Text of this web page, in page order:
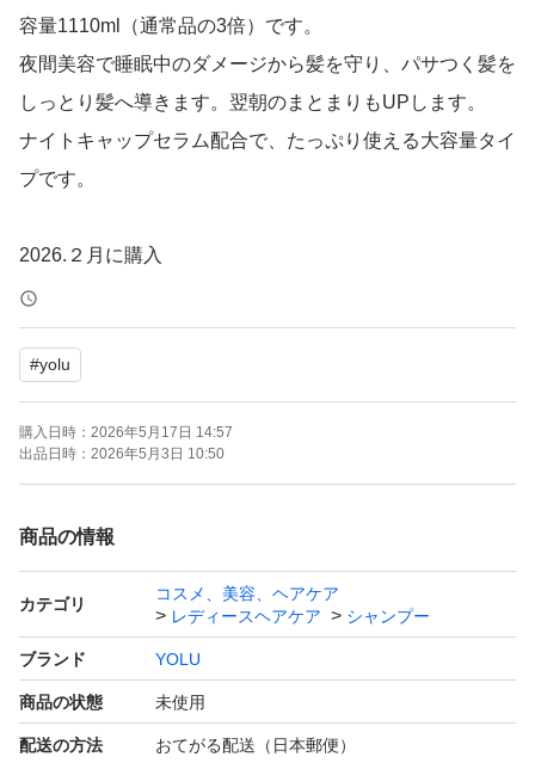
容量1110ml（通常品の3倍）です。
夜間美容で睡眠中のダメージから髪を守り、パサつく髪を
しっとり髪へ導きます。翌朝のまとまりもUPします。
ナイトキャップセラム配合で、たっぷり使える大容量タイ
プです。
2026.２月に購入
【ブランド】YOLU
【商品名】カームナイトリペア シャンプー
【容量】1110ml（通常品3個分）
【商品の状態】未使用
【特徴】夜間美容、ナイトキャップセラム配合、大容量
よろしくお願いいたします。
#yolu
購入日時： 2026年5月17日 14:57
出品日時： 2026年5月3日 10:50
商品の情報
カテゴリ
コスメ、美容、ヘアケア
レディースヘアケア
シャンプー
ブランド YOLU
商品の状態 未使用
配送の方法 おてがる配送（日本郵便）